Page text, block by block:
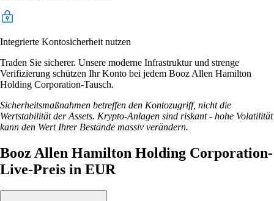
Integrierte Kontosicherheit nutzen
Traden Sie sicherer. Unsere moderne Infrastruktur und strenge
Verifizierung schützen Ihr Konto bei jedem Booz Allen Hamilton
Holding Corporation-Tausch.
Sicherheitsmaßnahmen betreffen den Kontozugriff, nicht die
Wertstabilität der Assets. Krypto-Anlagen sind riskant - hohe Volatilität
kann den Wert Ihrer Bestände massiv verändern.
Booz Allen Hamilton Holding Corporation-
Live-Preis in EUR